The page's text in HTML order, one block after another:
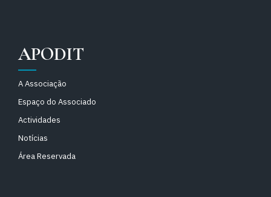
APODIT
A Associação
Espaço do Associado
Actividades
Notícias
Área Reservada